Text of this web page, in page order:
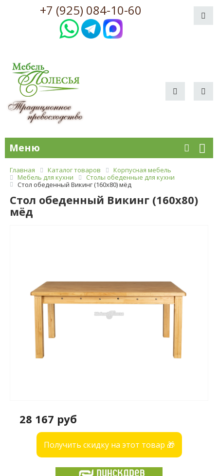
+7 (925) 084-10-60
Меню
Главная Каталог товаров
Корпусная мебель
Мебель для кухни
Столы обеденные для кухни
Стол обеденный Викинг (160х80) мёд
Стол обеденный Викинг (160х80)
мёд
28 167 руб
Получить скидку на этот товар 🎁